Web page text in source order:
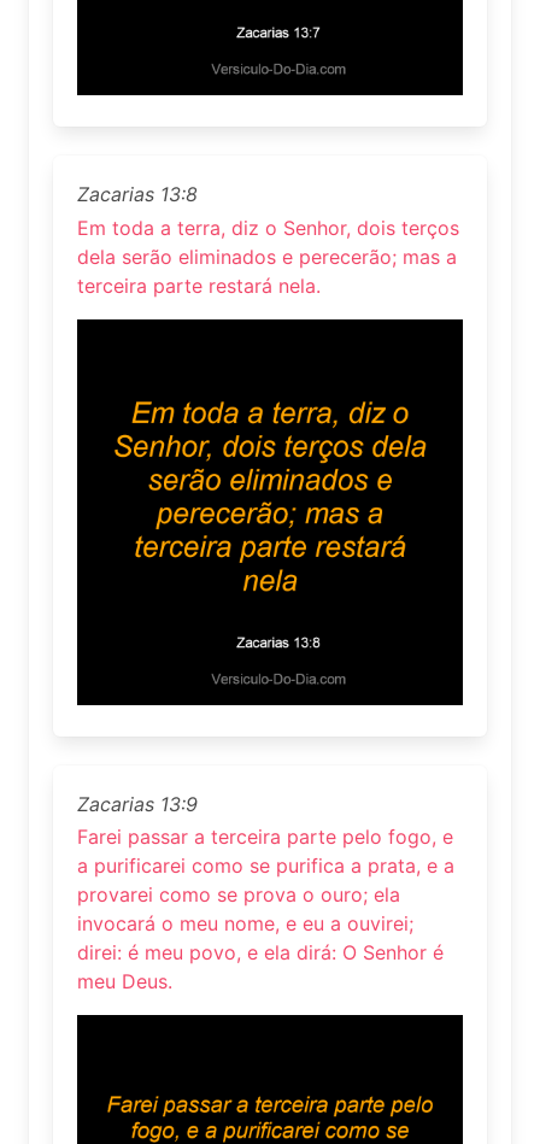
Zacarias 13:8
Em toda a terra, diz o Senhor, dois terços
dela serão eliminados e perecerão; mas a
terceira parte restará nela.
Zacarias 13:9
Farei passar a terceira parte pelo fogo, e
a purificarei como se purifica a prata, e a
provarei como se prova o ouro; ela
invocará o meu nome, e eu a ouvirei;
direi: é meu povo, e ela dirá: O Senhor é
meu Deus.